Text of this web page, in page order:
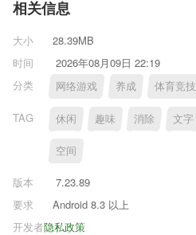
相关信息
大小
28.39MB
时间
2026年08月09日 22:19
分类
网络游戏 养成 体育竞技
TAG 休闲 趣味 消除 文字
空间
版本
7.23.89
要求
Android 8.3 以上
隐私政策
开发者